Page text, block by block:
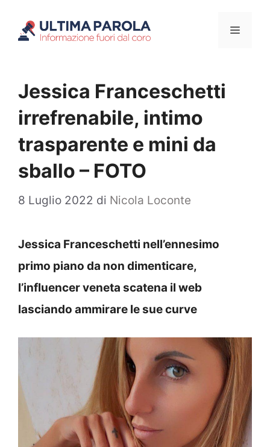
Menu
Jessica Franceschetti
irrefrenabile, intimo
trasparente e mini da
sballo – FOTO
8 Luglio 2022 di Nicola Loconte
Jessica Franceschetti nell’ennesimo
primo piano da non dimenticare,
l’influencer veneta scatena il web
lasciando ammirare le sue curve